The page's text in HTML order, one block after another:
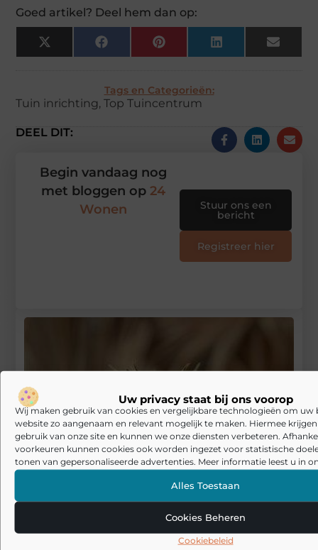
Uw privacy staat bij ons voorop
Wij maken gebruik van cookies en vergelijkbare technologieën om uw
website zo aangenaam en relevant mogelijk te maken. Hiermee
gebruik van onze site en kunnen we onze diensten verbeteren.
voorkeuren kunnen cookies ook worden ingezet voor statistische
tonen van gepersonaliseerde advertenties. Meer informatie leest u in
Alles Toestaan
Cookies Beheren
Cookiebeleid
Goed artikel? Deel hem dan op:
X
(Twitter)
FacebookPinterestLinkedIn Email
Tags en Categorieën:
Tuin inrichting,Top Tuincentrum
DEEL DIT:
buitenruimte
RECENTE BERICHTEN
Begin vandaag nog
met bloggen op 24
Wonen
Stuur ons een
bericht
Registreer hier